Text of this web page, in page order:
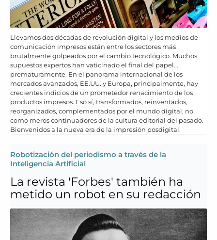
Llevamos dos décadas de revolución digital y los medios de
comunicación impresos están entre los sectores más
brutalmente golpeados por el cambio tecnológico. Muchos
supuestos expertos han vaticinado el final del papel...
prematuramente. En el panorama internacional de los
mercados avanzados, EE.UU. y Europa, principalmente, hay
crecientes indicios de un prometedor renacimiento de los
productos impresos. Eso sí, transformados, reinventados,
reorganizados, complementados por el mundo digital, no
como meros continuadores de la cultura editorial del pasado.
Bienvenidos a la nueva era de la impresión posdigital.
Robotización del periodismo a través de la
Inteligencia Artificial
La revista 'Forbes' también ha
metido un robot en su redacción